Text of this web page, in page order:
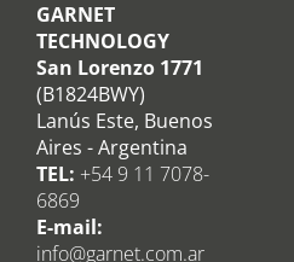
GARNET
TECHNOLOGY
San Lorenzo 1771
(B1824BWY)
Lanús Este, Buenos
Aires - Argentina
TEL: +54 9 11 7078-
6869
E-mail:
info@garnet.com.ar